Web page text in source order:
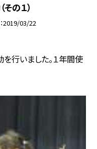
の１）
2019/03/22
行いました。１年間使